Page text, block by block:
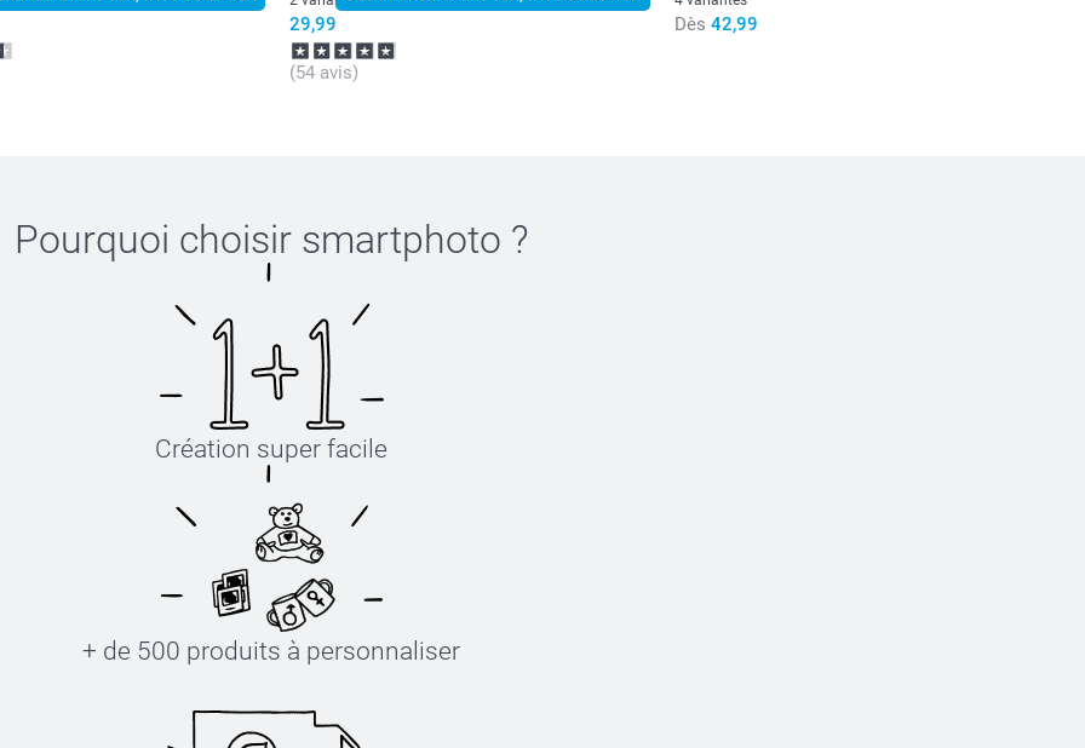
29,99
(54 avis)
Dès 42,99
Pourquoi choisir smartphoto ?
Création super facile
+ de 500 produits à personnaliser